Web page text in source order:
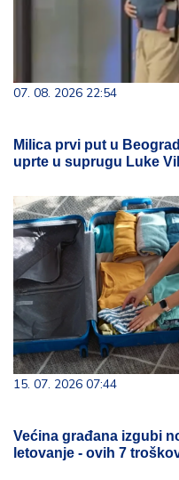
07. 08. 2026 22:54
Milica prvi put u
uprte u suprugu Luke
15. 07. 2026 07:44
Većina građana izgubi
letovanje - ovih 7